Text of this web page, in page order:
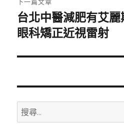
下
一
文
台北中醫減肥有艾
眼科矯正近視雷射
搜
尋